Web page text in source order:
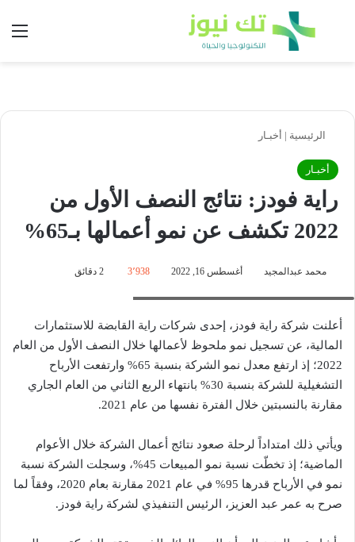
بحث عن
الرئيسية | أخبـار
أخبـار
راية فودز: نتائج النصف الأول من
2022 تكشف عن نمو أعمالها بـ65%
محمد عبدالمجيد أغسطس 16, 2022 3٬938
أعلنت شركة راية فودز، إحدى شركات راية القابضة للاستثمارات
المالية، عن تسجيل نمو ملحوظ لأعمالها خلال النصف الأول من العام
2022؛ إذ ارتفع معدل نمو الشركة بنسبة 65% وارتفعت الأرباح
التشغيلية للشركة بنسبة 30% بانتهاء الربع الثاني من العام الجاري
مقارنة بالنسبتين خلال الفترة نفسها من عام 2021.
ويأتي ذلك امتداداً لرحلة صعود نتائج أعمال الشركة خلال الأعوام
الماضية؛ إذ تخطّت نسبة نمو المبيعات 45%، وسجلت الشركة نسبة
نمو في الأرباح قدرها 95% في عام 2021 مقارنة بعام 2020، وفقاً لما
صرح به عمر عبد العزيز، الرئيس التنفيذي لشركة راية فودز.